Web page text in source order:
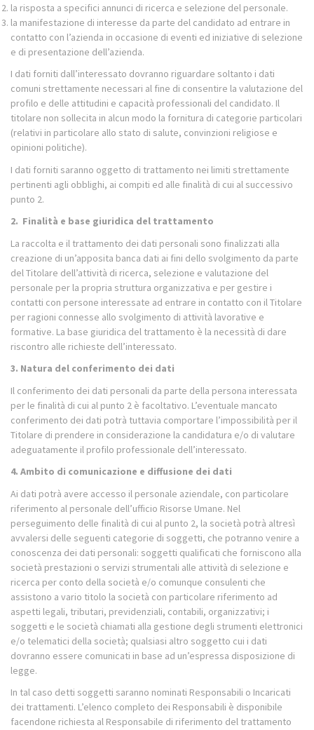
la risposta a specifici annunci di ricerca e selezione del personale.
la manifestazione di interesse da parte del candidato ad entrare in
contatto con l’azienda in occasione di eventi ed iniziative di selezione
e di presentazione dell’azienda.
I dati forniti dall’interessato dovranno riguardare soltanto i dati
comuni strettamente necessari al fine di consentire la valutazione del
profilo e delle attitudini e capacità professionali del candidato. Il
titolare non sollecita in alcun modo la fornitura di categorie particolari
(relativi in particolare allo stato di salute, convinzioni religiose e
opinioni politiche).
I dati forniti saranno oggetto di trattamento nei limiti strettamente
pertinenti agli obblighi, ai compiti ed alle finalità di cui al successivo
punto 2.
2. Finalità e base giuridica del trattamento
La raccolta e il trattamento dei dati personali sono finalizzati alla
creazione di un’apposita banca dati ai fini dello svolgimento da parte
del Titolare dell’attività di ricerca, selezione e valutazione del
personale per la propria struttura organizzativa e per gestire i
contatti con persone interessate ad entrare in contatto con il Titolare
per ragioni connesse allo svolgimento di attività lavorative e
formative. La base giuridica del trattamento è la necessità di dare
riscontro alle richieste dell’interessato.
3. Natura del conferimento dei dati
Il conferimento dei dati personali da parte della persona interessata
per le finalità di cui al punto 2 è facoltativo. L’eventuale mancato
conferimento dei dati potrà tuttavia comportare l’impossibilità per il
Titolare di prendere in considerazione la candidatura e/o di valutare
adeguatamente il profilo professionale dell’interessato.
4. Ambito di comunicazione e diffusione dei dati
Ai dati potrà avere accesso il personale aziendale, con particolare
riferimento al personale dell’ufficio Risorse Umane. Nel
perseguimento delle finalità di cui al punto 2, la società potrà altresì
avvalersi delle seguenti categorie di soggetti, che potranno venire a
conoscenza dei dati personali: soggetti qualificati che forniscono alla
società prestazioni o servizi strumentali alle attività di selezione e
ricerca per conto della società e/o comunque consulenti che
assistono a vario titolo la società con particolare riferimento ad
aspetti legali, tributari, previdenziali, contabili, organizzativi; i
soggetti e le società chiamati alla gestione degli strumenti elettronici
e/o telematici della società; qualsiasi altro soggetto cui i dati
dovranno essere comunicati in base ad un’espressa disposizione di
legge.
In tal caso detti soggetti saranno nominati Responsabili o Incaricati
dei trattamenti. L’elenco completo dei Responsabili è disponibile
facendone richiesta al Responsabile di riferimento del trattamento